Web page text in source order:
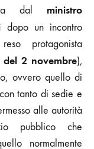
dal ministro
dopo un incontro
protagonista
2 novembre),
ovvero quello di
tanto di sedie e
alle autorità
pubblico che
normalmente